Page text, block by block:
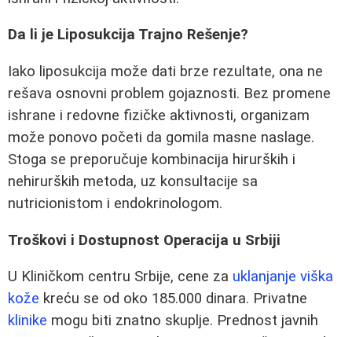
Da li je Liposukcija Trajno Rešenje?
Iako liposukcija može dati brze rezultate, ona ne
rešava osnovni problem gojaznosti. Bez promene
ishrane i redovne fizičke aktivnosti, organizam
može ponovo početi da gomila masne naslage.
Stoga se preporučuje kombinacija hirurških i
nehirurških metoda, uz konsultacije sa
nutricionistom i endokrinologom.
Troškovi i Dostupnost Operacija u Srbiji
U Kliničkom centru Srbije, cene za uklanjanje viška
kože kreću se od oko 185.000 dinara. Privatne
klinike mogu biti znatno skuplje. Prednost javnih